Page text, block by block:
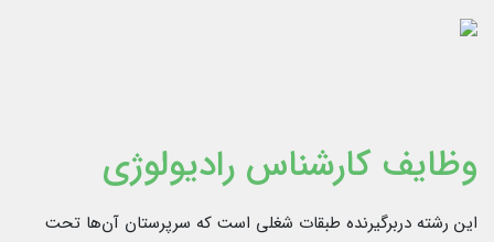
وظایف کارشناس رادیولوژی
این رشته دربرگیرنده طبقات شغلی است که سرپرستان آن‌ها تحت